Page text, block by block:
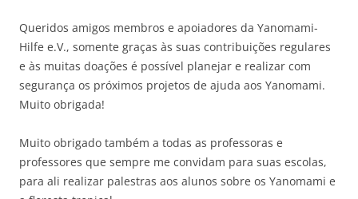
Queridos amigos membros e apoiadores da Yanomami-
Hilfe e.V., somente graças às suas contribuições regulares
e às muitas doações é possível planejar e realizar com
segurança os próximos projetos de ajuda aos Yanomami.
Muito obrigada!
Muito obrigado também a todas as professoras e
professores que sempre me convidam para suas escolas,
para ali realizar palestras aos alunos sobre os Yanomami e